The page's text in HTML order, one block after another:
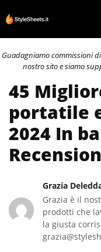
al
contenuto
Guadagniamo commissioni
nostro sito e siamo
45
portatile
2024 In
Grazia
Grazia è il
prodotti che
la giusta